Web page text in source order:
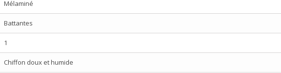
Mélaminé
Battantes
1
Chiffon doux et humide